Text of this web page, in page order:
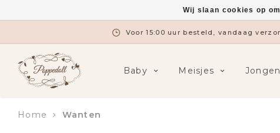
Voor 15:00 uur besteld, vandaag
Baby Meisjes
Home Wanten
Wij slaan cookies op